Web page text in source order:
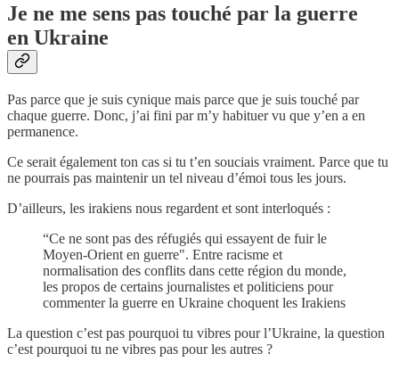
Je ne me sens pas touché par la guerre
en Ukraine
Pas parce que je suis cynique mais parce que je suis touché par
chaque guerre. Donc, j’ai fini par m’y habituer vu que y’en a en
permanence.
Ce serait également ton cas si tu t’en souciais vraiment. Parce que tu
ne pourrais pas maintenir un tel niveau d’émoi tous les jours.
D’ailleurs, les irakiens nous regardent et sont interloqués :
“Ce ne sont pas des réfugiés qui essayent de fuir le
Moyen-Orient en guerre". Entre racisme et
normalisation des conflits dans cette région du monde,
les propos de certains journalistes et politiciens pour
commenter la guerre en Ukraine choquent les Irakiens
La question c’est pas pourquoi tu vibres pour l’Ukraine, la question
c’est pourquoi tu ne vibres pas pour les autres ?